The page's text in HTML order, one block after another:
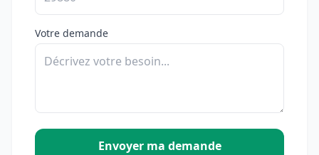
Votre demande
Envoyer ma demande